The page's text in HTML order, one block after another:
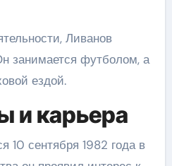
Ливанов
занимается футболом, а
ездой.
и карьера
10 сентября 1982 года в